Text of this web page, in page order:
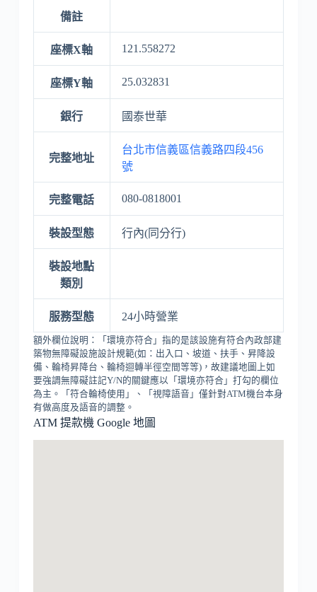
備註
座標X軸 121.558272
座標Y軸 25.032831
銀行 國泰世華
完整地址
台北市信義區信義路四段456
號
完整電話 080-0818001
裝設型態 行內(同分行)
裝設地點
類別
服務型態 24小時營業
額外欄位說明：「環境亦符合」指的是該設施有符合內政部建
築物無障礙設施設計規範(如：出入口、坡道、扶手、昇降設
備、輪椅昇降台、輪椅迴轉半徑空間等等)，故建議地圖上如
要強調無障礙註記Y/N的關鍵應以「環境亦符合」打勾的欄位
為主。「符合輪椅使用」、「視障語音」僅針對ATM機台本身
有做高度及語音的調整。
ATM 提款機 Google 地圖